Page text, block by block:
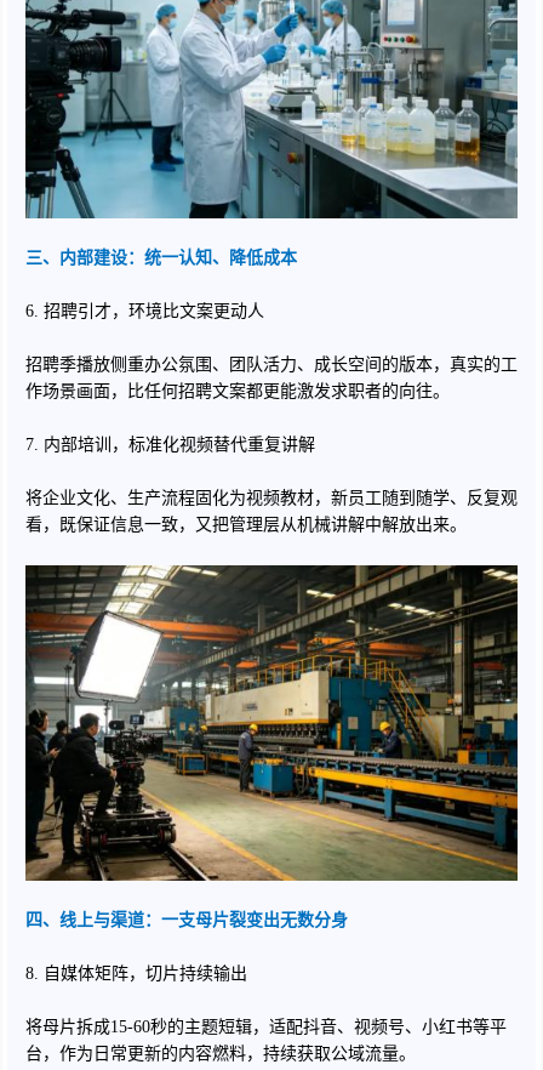
三、内部建设：统一认知、降低成本
6. 招聘引才，环境比文案更动人
招聘季播放侧重办公氛围、团队活力、成长空间的版本，真实的工
作场景画面，比任何招聘文案都更能激发求职者的向往。
7. 内部培训，标准化视频替代重复讲解
将企业文化、生产流程固化为视频教材，新员工随到随学、反复观
看，既保证信息一致，又把管理层从机械讲解中解放出来。
四、线上与渠道：一支母片裂变出无数分身
8. 自媒体矩阵，切片持续输出
将母片拆成15-60秒的主题短辑，适配抖音、视频号、小红书等平
台，作为日常更新的内容燃料，持续获取公域流量。